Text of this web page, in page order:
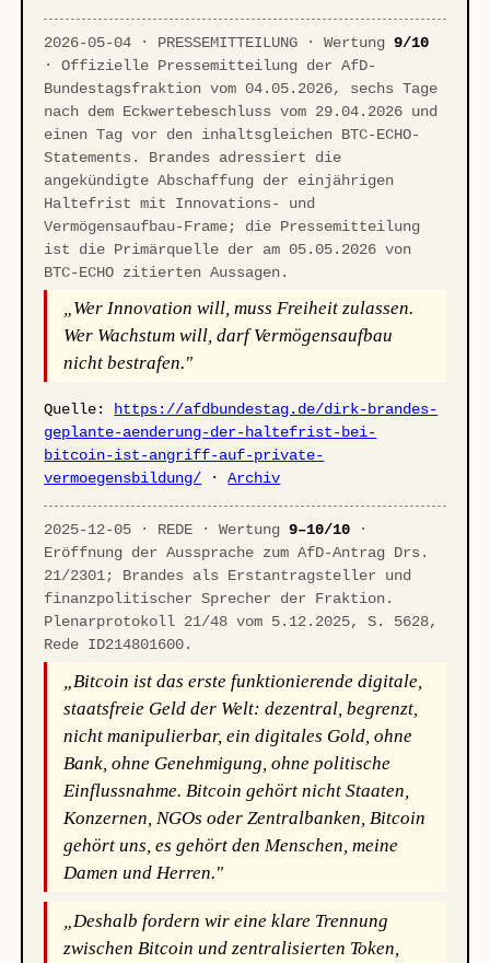
2026-05-04 · PRESSEMITTEILUNG · Wertung9/10
· Offizielle Pressemitteilung der AfD-
Bundestagsfraktion vom 04.05.2026, sechs Tage
nach dem Eckwertebeschluss vom 29.04.2026 und
einen Tag vor den inhaltsgleichen BTC-ECHO-
Statements. Brandes adressiert die
angekündigte Abschaffung der einjährigen
Haltefrist mit Innovations- und
Vermögensaufbau-Frame; die Pressemitteilung
ist die Primärquelle der am 05.05.2026 von
BTC-ECHO zitierten Aussagen.
„Wer Innovation will, muss Freiheit zulassen.
Wer Wachstum will, darf Vermögensaufbau
nicht bestrafen."
Quelle: https://afdbundestag.de/dirk-brandes-
geplante-aenderung-der-haltefrist-bei-
bitcoin-ist-angriff-auf-private-
vermoegensbildung/ ·Archiv
2025-12-05 · REDE · Wertung9–10/10 ·
Eröffnung der Aussprache zum AfD-Antrag Drs.
21/2301; Brandes als Erstantragsteller und
finanzpolitischer Sprecher der Fraktion.
Plenarprotokoll 21/48 vom 5.12.2025, S. 5628,
Rede ID214801600.
„Bitcoin ist das erste funktionierende digitale,
staatsfreie Geld der Welt: dezentral, begrenzt,
nicht manipulierbar, ein digitales Gold, ohne
Bank, ohne Genehmigung, ohne politische
Einflussnahme. Bitcoin gehört nicht Staaten,
Konzernen, NGOs oder Zentralbanken, Bitcoin
gehört uns, es gehört den Menschen, meine
Damen und Herren."
„Deshalb fordern wir eine klare Trennung
zwischen Bitcoin und zentralisierten Token,